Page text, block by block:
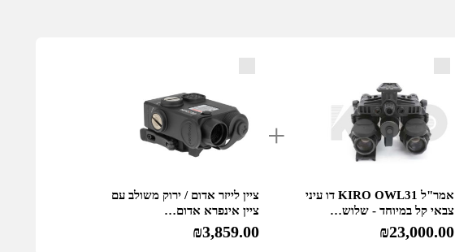
אמר"ל KIRO OWL31 דו עיני
צבאי קל במיוחד - שלוש…
₪23,000.00
ציין לייזר אדום / ירוק משולב עם
ציין אינפרא אדום…
₪3,859.00